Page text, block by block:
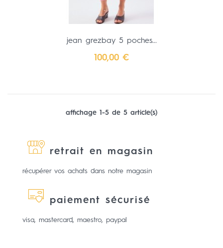
jean grezbay 5 poches...
Prix
100,00 €
affichage 1-5 de 5 article(s)
retrait en magasin
récupérer vos achats dans notre magasin
paiement sécurisé
visa, mastercard, maestro, paypal